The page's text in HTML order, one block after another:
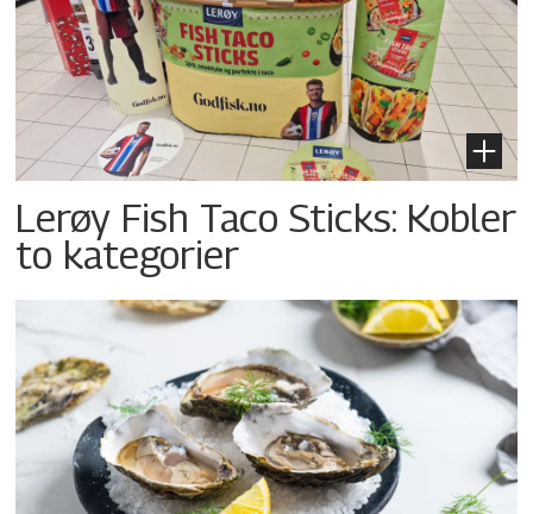
Lerøy Fish Taco Sticks: Kobler
to kategorier